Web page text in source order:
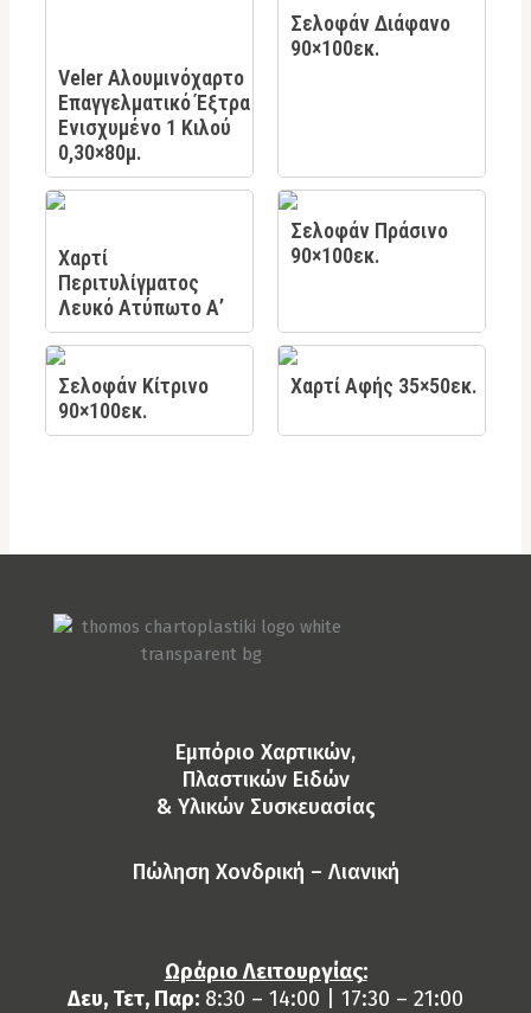
Veler Αλουμινόχαρτο
Επαγγελματικό Έξτρα
Ενισχυμένο 1 Κιλού
0,30×80μ.
Σελοφάν Διάφανο
90×100εκ.
Χαρτί
Περιτυλίγματος
Λευκό Ατύπωτο Α’
Σελοφάν Πράσινο
90×100εκ.
Σελοφάν Κίτρινο
90×100εκ.
Χαρτί Αφής 35×50εκ.
Eμπόριο Χαρτικών,
Πλαστικών Ειδών
& Yλικών Συσκευασίας
Πώληση Χονδρική – Λιανική
Ωράριο Λειτουργίας:
Δευ, Τετ, Παρ: 8:30 – 14:00 | 17:30 – 21:00